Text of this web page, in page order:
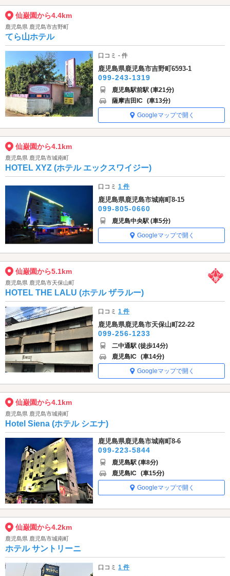
仙巌園から4.4km
鹿児島県 鹿児島市吉野町
てら山ホテル
口コミ - 件
鹿児島県鹿児島市吉野町6593-1
099-243-1319
鹿児島駅前駅 (車21分)
薩摩吉田IC (車13分)
Googleマップで開く
仙巌園から4.1km
鹿児島県 鹿児島市城南町
HOTEL XYZ (ホテル エックスワイジー)
口コミ1 件
鹿児島県鹿児島市城南町8-15
099-805-0660
鹿児島中央駅 (車5分)
Googleマップで開く
仙巌園から5.1km
鹿児島県 鹿児島市天保山町
HOTEL THE LALU (ホテル ザラルー)
口コミ1 件
鹿児島県鹿児島市天保山町22-22
099-256-1233
二中通駅 (徒歩14分)
鹿児島IC (車14分)
Googleマップで開く
仙巌園から4.1km
鹿児島県 鹿児島市城南町
Hotel Siena (ホテル シエナ)
鹿児島県鹿児島市城南町8-6
099-223-5844
鹿児島駅 (車8分)
鹿児島IC (車15分)
Googleマップで開く
仙巌園から4.2km
鹿児島県 鹿児島市城南町
ホテル サントリーニ
口コミ1 件